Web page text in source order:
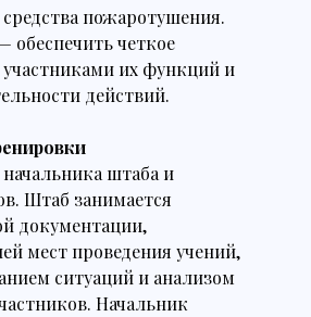
пожаротушения.
обеспечить четкое
их функций и
действий.
штаба и
Штаб занимается
документации,
мест проведения учений,
ситуаций и анализом
Начальник